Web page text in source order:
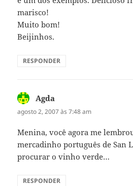
marisco!
Muito bom!
Beijinhos.
RESPONDER
Agda
agosto 2, 2007 às 7:48 am
Menina, você agora me
mercadinho português de San
procurar o vinho verde…
RESPONDER